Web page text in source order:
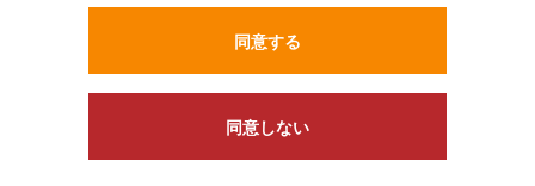
同意する
同意しない